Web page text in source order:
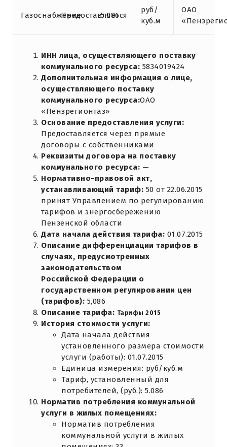
ГазоснабжениеПредоставляется
5.086
руб/
куб.м
ОАО
ИНН лица, осуществляющего поставку
коммунального ресурса: 5834019424
Дополнительная информация о лице,
осуществляющего поставку
коммунального ресурса:ОАО
«Пензрегионгаз»
Основание предоставления услуги:
Предоставляется через прямые
договоры с собственниками
Реквизиты договора на поставку
коммунального ресурса: —
Нормативно-правовой акт,
устанавливающий тариф: 50 от 22.06.2015
принят Управлением по регулированию
тарифов и энергосбережению
Пензенской области
Дата начала действия тарифа: 01.07.2015
Описание дифференциации тарифов в
случаях, предусмотренных
законодательством
Российской Федерации о
государственном регулировании цен
(тарифов): 5,086
Описание тарифа: Тарифы 2015
История стоимости услуги:
Дата начала действия
установленного размера стоимости
услуги (работы): 01.07.2015
Единица измерения: руб/куб.м
Тариф, установленный для
потребителей, (руб.): 5.086
Норматив потребления коммунальной
услуги в жилых помещениях:
Норматив потребления
коммунальной услуги в жилых